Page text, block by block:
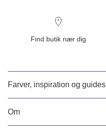
Find butik nær dig
Farver, inspiration og guides
Om